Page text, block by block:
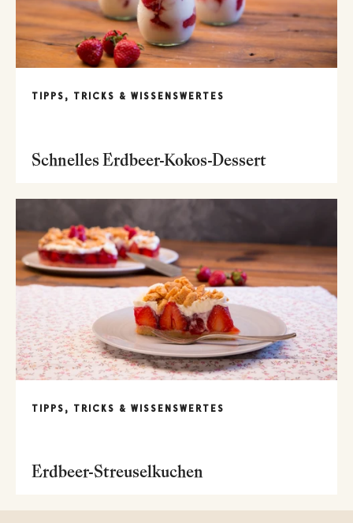
TIPPS, TRICKS & WISSENSWERTES
Schnelles Erdbeer-Kokos-Dessert
TIPPS, TRICKS & WISSENSWERTES
Erdbeer-Streuselkuchen